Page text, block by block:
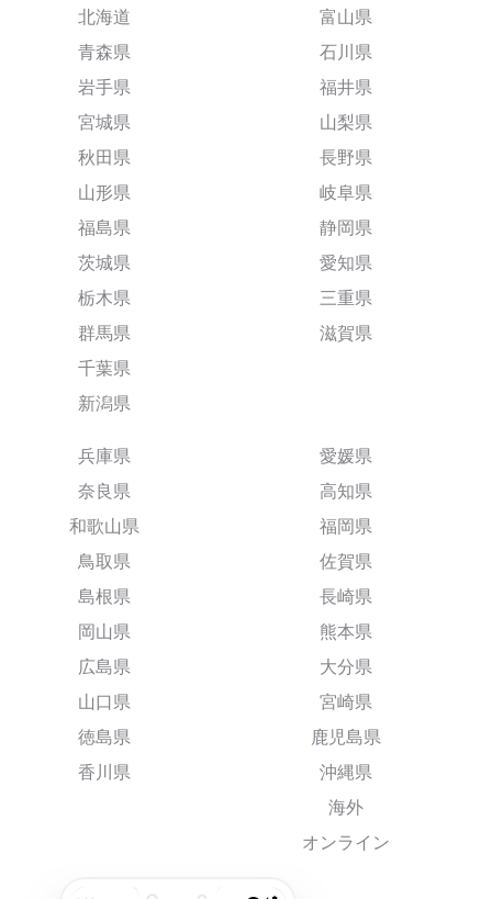
北海道
青森県
岩手県
宮城県
秋田県
山形県
福島県
茨城県
栃木県
群馬県
千葉県
新潟県
富山県
石川県
福井県
山梨県
長野県
岐阜県
静岡県
愛知県
三重県
滋賀県
兵庫県
奈良県
和歌山県
鳥取県
島根県
岡山県
広島県
山口県
徳島県
香川県
愛媛県
高知県
福岡県
佐賀県
長崎県
熊本県
大分県
宮崎県
鹿児島県
沖縄県
海外
オンライン